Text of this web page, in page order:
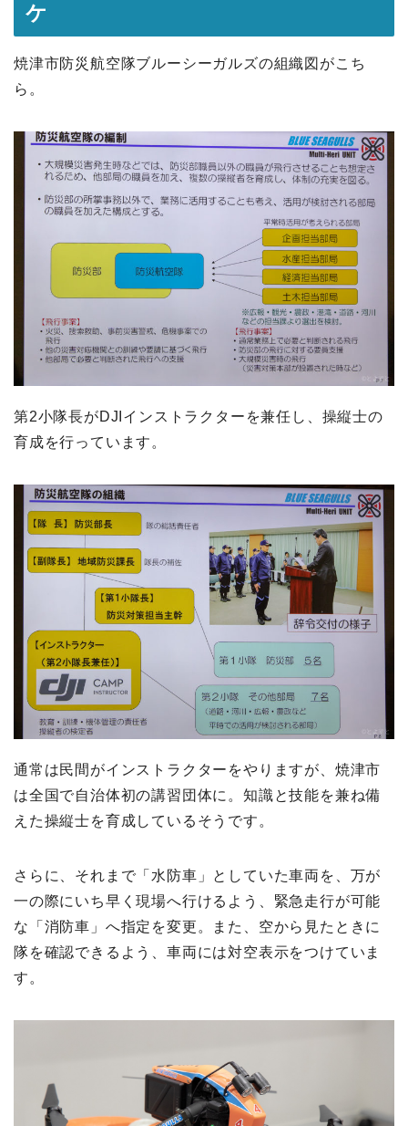
ケ
焼津市防災航空隊ブルーシーガルズの組織図がこち
ら。
第2小隊長がDJIインストラクターを兼任し、操縦士の
育成を行っています。
通常は民間がインストラクターをやりますが、焼津市
は全国で自治体初の講習団体に。知識と技能を兼ね備
えた操縦士を育成しているそうです。
さらに、それまで「水防車」としていた車両を、万が
一の際にいち早く現場へ行けるよう、緊急走行が可能
な「消防車」へ指定を変更。また、空から見たときに
隊を確認できるよう、車両には対空表示をつけていま
す。